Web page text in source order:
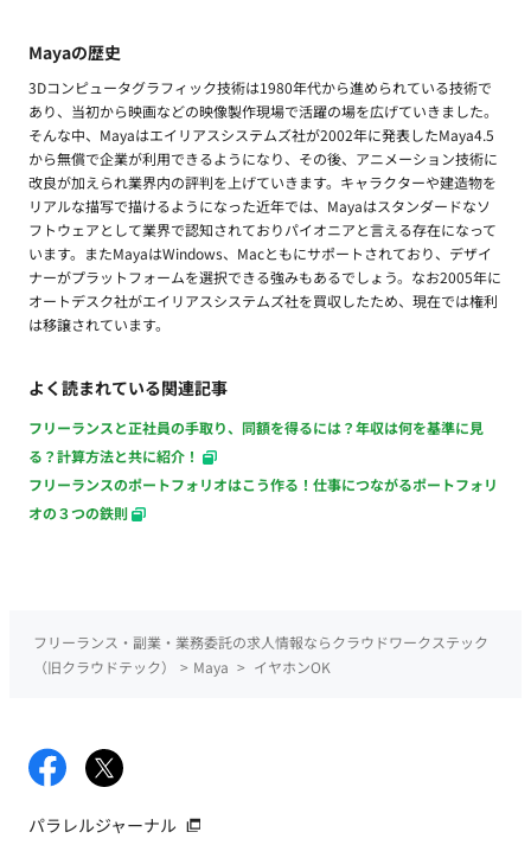
Mayaの歴史
3Dコンピュータグラフィック技術は1980年代から進められている技術で
あり、当初から映画などの映像製作現場で活躍の場を広げていきました。
そんな中、Mayaはエイリアスシステムズ社が2002年に発表したMaya4.5
から無償で企業が利用できるようになり、その後、アニメーション技術に
改良が加えられ業界内の評判を上げていきます。キャラクターや建造物を
リアルな描写で描けるようになった近年では、Mayaはスタンダードなソ
フトウェアとして業界で認知されておりパイオニアと言える存在になって
います。またMayaはWindows、Macともにサポートされており、デザイ
ナーがプラットフォームを選択できる強みもあるでしょう。なお2005年に
オートデスク社がエイリアスシステムズ社を買収したため、現在では権利
は移譲されています。
よく読まれている関連記事
フリーランスと正社員の手取り、同額を得るには？年収は何を基準に見
る？計算方法と共に紹介！
フリーランスのポートフォリオはこう作る！仕事につながるポートフォリ
オの３つの鉄則
フリーランス・副業・業務委託の求人情報ならクラウドワークステック
（旧クラウドテック）
> Maya > イヤホンOK
パラレルジャーナル